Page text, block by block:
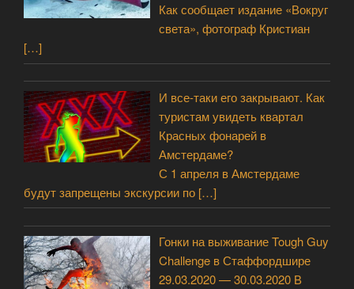
Как сообщает издание «Вокруг
света», фотограф Кристиан
[…]
И все-таки его закрывают. Как
туристам увидеть квартал
Красных фонарей в
Амстердаме?
С 1 апреля в Амстердаме
будут запрещены экскурсии по […]
Гонки на выживание Tough Guy
Challenge в Стаффордшире
29.03.2020 — 30.03.2020 В